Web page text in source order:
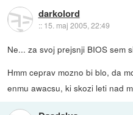
darkolord
:: 15. maj 2005, 22:49
Ne... za svoj prejsnji BIOS sem
Hmm ceprav mozno bi blo, da
enmu awacsu, ki skozi leti nad